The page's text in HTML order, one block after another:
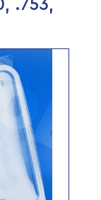
.753,